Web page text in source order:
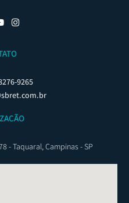
9265
- Taquaral, Campinas - SP